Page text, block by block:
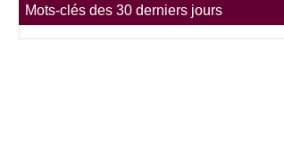
Mots-clés des 30 derniers jours